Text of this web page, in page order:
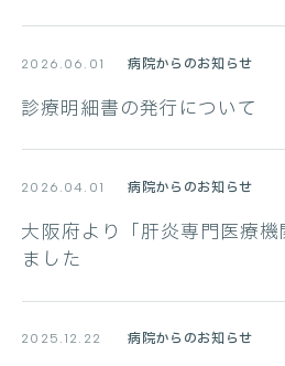
2026.06.01 病院からのお知らせ
診療明細書の発行について
2026.04.01 病院からのお知らせ
大阪府より「肝炎専門医療
ました
2025.12.22 病院からのお知らせ